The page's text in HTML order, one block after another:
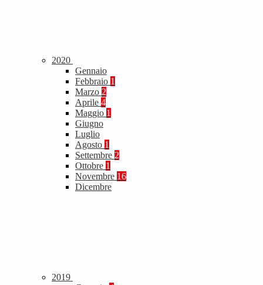
2020
Gennaio
Febbraio 1
Marzo 2
Aprile 4
Maggio 1
Giugno
Luglio
Agosto 1
Settembre 2
Ottobre 1
Novembre 16
Dicembre
2019